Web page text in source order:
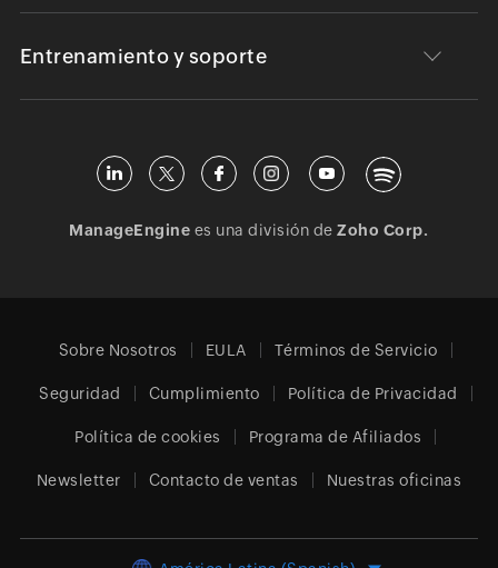
Entrenamiento y soporte
ManageEngine es una división deZoho Corp.
Sobre Nosotros EULA Términos de Servicio
Seguridad Cumplimiento Política de Privacidad
Política de cookies Programa de Afiliados
Newsletter Contacto de ventas Nuestras oficinas